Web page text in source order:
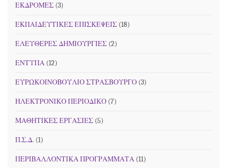
ΕΚΔΡΟΜΕΣ (3)
ΕΚΠΑΙΔΕΥΤΙΚΕΣ ΕΠΙΣΚΕΨΕΙΣ (18)
ΕΛΕΥΘΕΡΕΣ ΔΗΜΙΟΥΡΓΙΕΣ (2)
ΕΝΤΥΠΑ (12)
ΕΥΡΩΚΟΙΝΟΒΟΥΛΙΟ ΣΤΡΑΣΒΟΥΡΓΟ (3)
ΗΛΕΚΤΡΟΝΙΚΟ ΠΕΡΙΟΔΙΚΟ (7)
ΜΑΘΗΤΙΚΕΣ ΕΡΓΑΣΙΕΣ (5)
Π.Σ.Δ. (1)
ΠΕΡΙΒΑΛΛΟΝΤΙΚΑ ΠΡΟΓΡΑΜΜΑΤΑ (11)